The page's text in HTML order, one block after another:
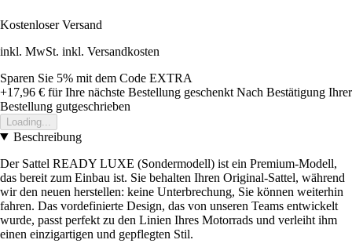
Kostenloser Versand
inkl. MwSt. inkl. Versandkosten
Sparen Sie 5% mit dem Code EXTRA
+17,96 € für Ihre nächste Bestellung geschenkt Nach Bestätigung Ihrer
Bestellung gutgeschrieben
Loading...
Beschreibung
Der Sattel READY LUXE (Sondermodell) ist ein Premium-Modell,
das bereit zum Einbau ist. Sie behalten Ihren Original-Sattel, während
wir den neuen herstellen: keine Unterbrechung, Sie können weiterhin
fahren. Das vordefinierte Design, das von unseren Teams entwickelt
wurde, passt perfekt zu den Linien Ihres Motorrads und verleiht ihm
einen einzigartigen und gepflegten Stil.